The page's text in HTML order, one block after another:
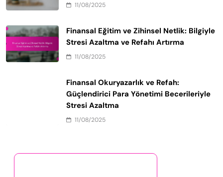
11/08/2025
Finansal Eğitim ve Zihinsel Netlik: Bilgiyle
Stresi Azaltma ve Refahı Artırma
11/08/2025
Finansal Okuryazarlık ve Refah:
Güçlendirici Para Yönetimi Becerileriyle
Stresi Azaltma
11/08/2025